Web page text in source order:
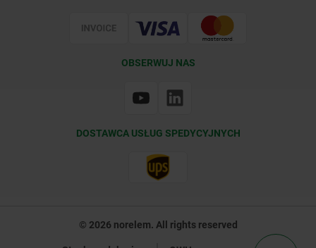
OBSERWUJ NAS
DOSTAWCA USŁUG SPEDYCYJNYCH
© 2026 norelem. All rights reserved